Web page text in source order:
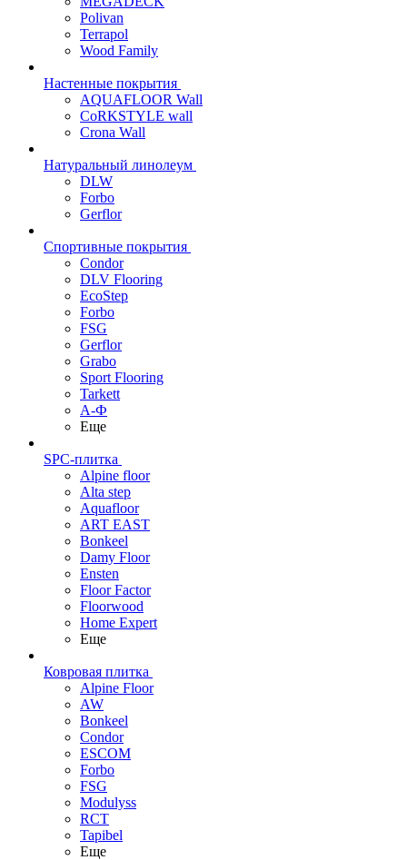
Polivan
Terrapol
Wood Family
Настенные покрытия
AQUAFLOOR Wall
CoRKSTYLE wall
Crona Wall
Натуральный линолеум
DLW
Forbo
Gerflor
Спортивные покрытия
Condor
DLV Flooring
EcoStep
Forbo
FSG
Gerflor
Grabo
Sport Flooring
Tarkett
А-Ф
Еще
SPC-плитка
Alpine floor
Alta step
Aquafloor
ART EAST
Bonkeel
Damy Floor
Ensten
Floor Factor
Floorwood
Home Expert
Еще
Ковровая плитка
Alpine Floor
AW
Bonkeel
Condor
ESCOM
Forbo
FSG
Modulyss
RCT
Tapibel
Еще